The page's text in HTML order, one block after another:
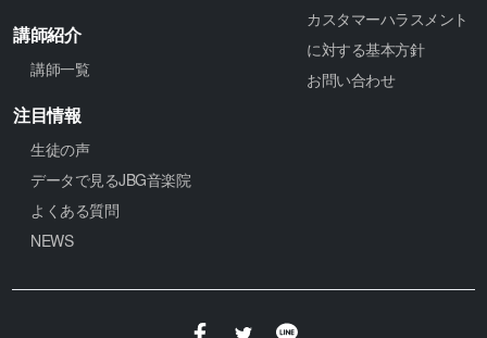
講師紹介
講師一覧
注目情報
生徒の声
データで見るJBG音楽院
よくある質問
NEWS
カスタマーハラスメント
に対する基本方針
お問い合わせ